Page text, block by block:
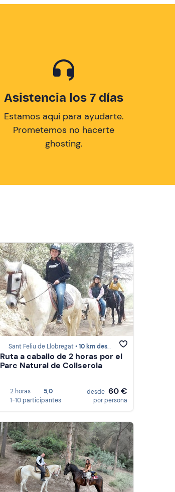
Asistencia los 7 días
Estamos aqui para ayudarte.
Prometemos no hacerte
ghosting.
Sant Feliu de Llobregat •10 km desde Barcelona
Ruta a caballo de 2 horas por el
Parc Natural de Collserola
2 horas
5,0
1-10 participantes
desde 60 €
por persona